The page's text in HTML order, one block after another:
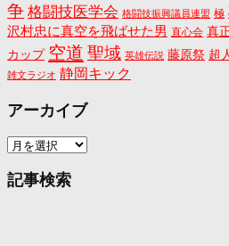
争 格闘技医学会 格闘技振興議員連盟 極
沢村忠に真空を飛ばせた男 直心会 真
カップ 空道 聖域 英雄伝説 藤原祭 超
雑文ラジオ 静岡キック
アーカイブ
ア
カ
記事検索